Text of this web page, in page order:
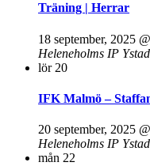
Träning | Herrar
18 september, 2025
Heleneholms IP
lör 20
IFK Malmö –
20 september, 2025
Heleneholms IP
mån 22